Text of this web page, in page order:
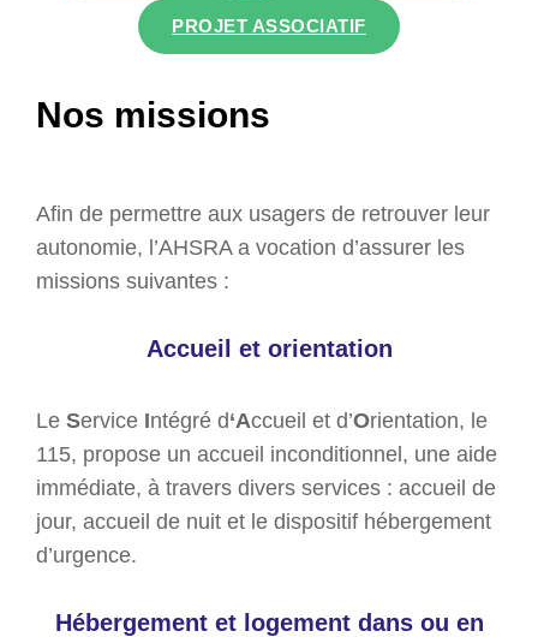
PROJET ASSOCIATIF
Nos missions
Afin de permettre aux usagers de retrouver leur
autonomie, l’AHSRA a vocation d’assurer les
missions suivantes :
Accueil et orientation
Le Service Intégré d‘Accueil et d’Orientation, le
115, propose un accueil inconditionnel, une aide
immédiate, à travers divers services : accueil de
jour, accueil de nuit et le dispositif hébergement
d’urgence.
Hébergement et logement dans ou en